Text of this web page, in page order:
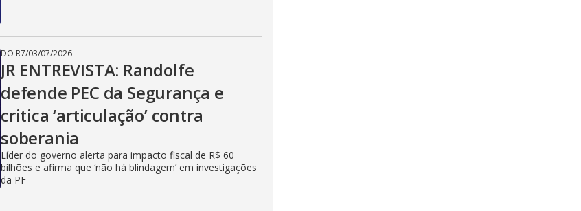
DO R7/03/07/2026
JR ENTREVISTA: Randolfe
defende PEC da Segurança e
critica ‘articulação’ contra
soberania
Líder do governo alerta para impacto fiscal de R$ 60
bilhões e afirma que ‘não há blindagem’ em investigações
da PF